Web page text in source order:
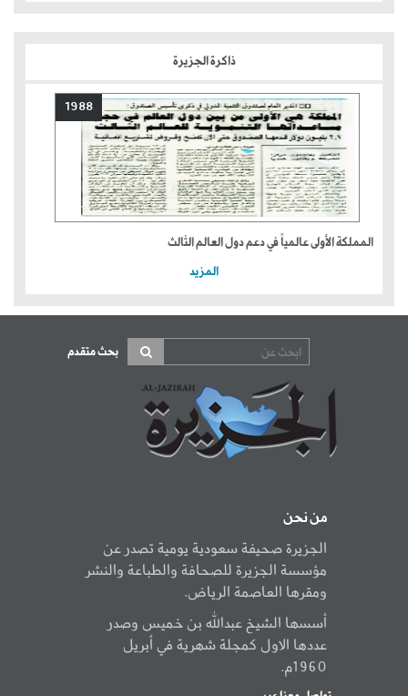
ذاكرة الجزيرة
1988
المملكة الأولى عالمياً في دعم دول العالم الثالث
المزيد
بحث متقدم
من نحن
الجزيرة صحيفة سعودية يومية تصدر عن
مؤسسة الجزيرة للصحافة والطباعة والنشر
ومقرها العاصمة الرياض.
أسسها الشيخ عبدالله بن خميس وصدر
عددها الاول كمجلة شهرية في أبريل
1960م.